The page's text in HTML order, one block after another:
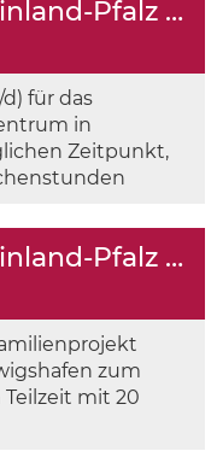
Krebsgesellschaft Rheinland-Pfalz sucht
für das
in
Zeitpunkt,
Krebsgesellschaft Rheinland-Pfalz sucht
zum
mit 20